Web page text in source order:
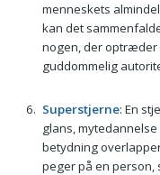
menneskets
kan det
nogen, der optræder
guddommelig
Superstjerne: En
glans,
betydning
peger på en person,